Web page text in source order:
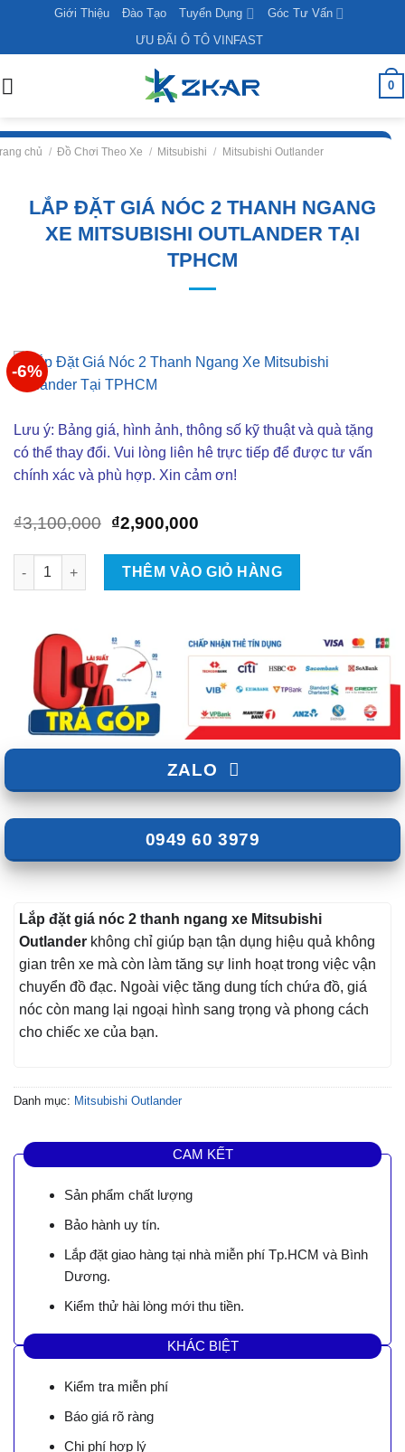
content
Giới Thiệu Đào Tạo Tuyển Dụng
Góc Tư Vấn
ƯU ĐÃI Ô TÔ VINFAST
0
chủ / Đồ Chơi Theo Xe / Mitsubishi / Mitsubishi Outlander
LẮP ĐẶT GIÁ NÓC 2 THANH NGANG
XE MITSUBISHI OUTLANDER TẠI
TPHCM
-6%
Lưu ý: Bảng giá, hình ảnh, thông số kỹ thuật và quà tặng
có thể thay đổi. Vui lòng liên hê trực tiếp để được tư vấn
chính xác và phù hợp. Xin cảm ơn!
₫3,100,000 Giá
là:
₫3,100,000.
₫2,900,000Giá
tại
là:
₫2,900,000.
Lắp Đặt Giá Nóc 2 Thanh Ngang Xe Mitsubishi Outlander Tại
THÊM VÀO GIỎ HÀNG
ZALO
0949 60 3979
Lắp đặt giá nóc 2 thanh ngang xe Mitsubishi
Outlander không chỉ giúp bạn tận dụng hiệu quả không
gian trên xe mà còn làm tăng sự linh hoạt trong việc vận
chuyển đồ đạc. Ngoài việc tăng dung tích chứa đồ, giá
nóc còn mang lại ngoại hình sang trọng và phong cách
cho chiếc xe của bạn.
Danh mục: Mitsubishi Outlander
CAM KẾT
Sản phẩm chất lượng
Bảo hành uy tín.
Lắp đặt giao hàng tại nhà miễn phí Tp.HCM và Bình
Dương.
Kiểm thử hài lòng mới thu tiền.
KHÁC BIỆT
Kiểm tra miễn phí
Báo giá rõ ràng
Chi phí hợp lý